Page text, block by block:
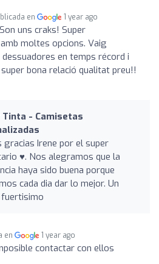
en 1 year ago
Son uns craks! Super
moltes opcions. Vaig
en temps récord i
bona relació qualitat preu!!
Tinta - Camisetas
gracias Irene por el super
♥️. Nos alegramos que la
haya sido buena porque
cada dia dar lo mejor. Un
en 1 year ago
contactar con ellos